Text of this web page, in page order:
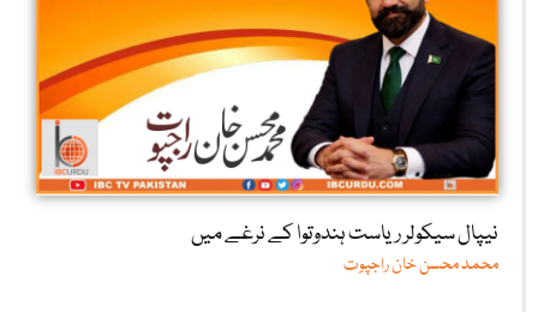
نیپال سیکولر ریاست ہندوتوا کے نرغے میں
محمد محسن خان راجپوت